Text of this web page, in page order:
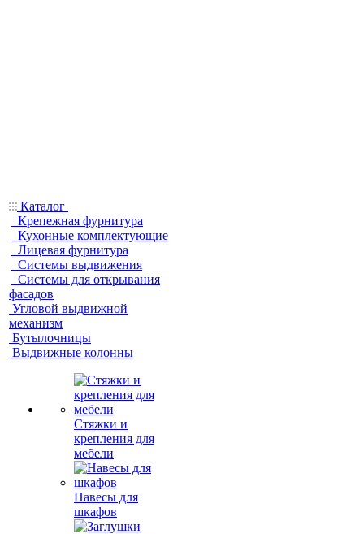
Каталог
Крепежная фурнитура
Кухонные комплектующие
Лицевая фурнитура
Системы выдвижения
Системы для открывания
фасадов
Угловой выдвижной
механизм
Бутылочницы
Выдвижные колонны
Стяжки и
крепления для
мебели
Навесы для
шкафов